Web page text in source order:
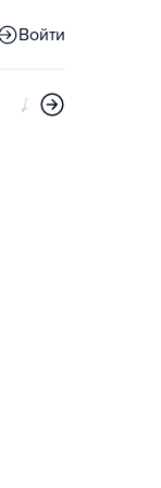
Войти
Дни открытых